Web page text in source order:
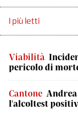
I più letti
Viabilità
pericolo di
Cantone Andrea
l'alcoltest